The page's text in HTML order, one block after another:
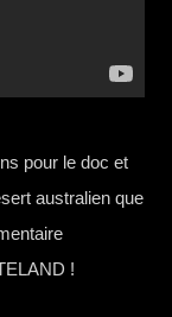
pour le doc et
australien que
!